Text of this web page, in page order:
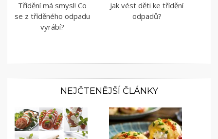
Třídění má smysl! Co
se z tříděného odpadu
vyrábí?
Jak vést děti ke třídění
odpadů?
NEJČTENĚJŠÍ ČLÁNKY